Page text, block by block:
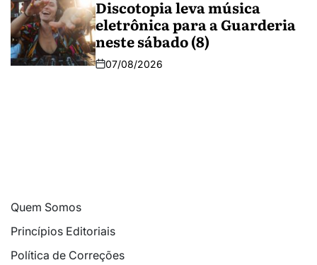
Discotopia leva música
eletrônica para a Guarderia
neste sábado (8)
07/08/2026
Quem Somos
Princípios Editoriais
Política de Correções